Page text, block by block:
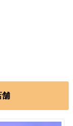
舗